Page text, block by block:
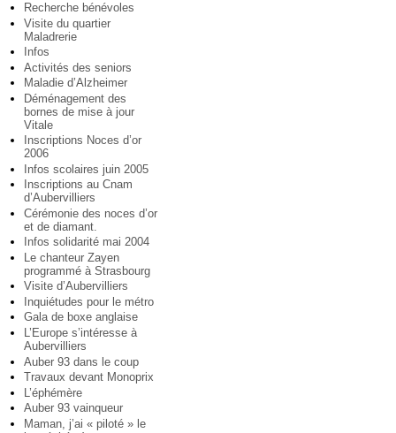
Recherche bénévoles
Visite du quartier
Maladrerie
Infos
Activités des seniors
Maladie d’Alzheimer
Déménagement des
bornes de mise à jour
Vitale
Inscriptions Noces d’or
2006
Infos scolaires juin 2005
Inscriptions au Cnam
d’Aubervilliers
Cérémonie des noces d’or
et de diamant.
Infos solidarité mai 2004
Le chanteur Zayen
programmé à Strasbourg
Visite d’Aubervilliers
Inquiétudes pour le métro
Gala de boxe anglaise
L’Europe s’intéresse à
Aubervilliers
Auber 93 dans le coup
Travaux devant Monoprix
L’éphémère
Auber 93 vainqueur
Maman, j’ai « piloté » le